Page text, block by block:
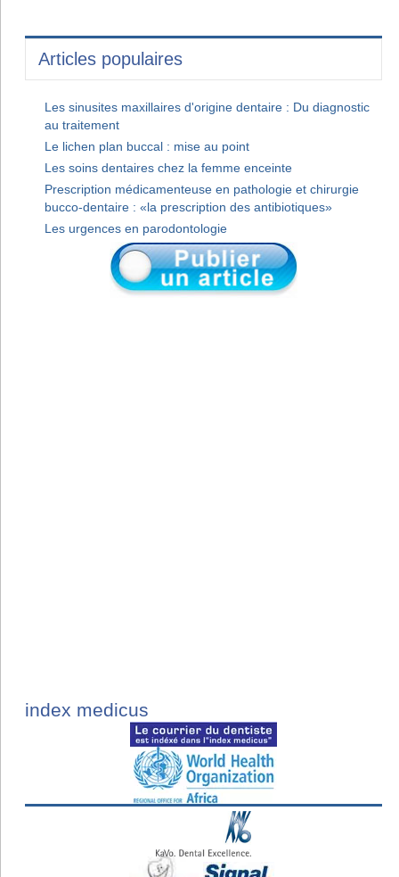
Articles populaires
Les sinusites maxillaires d'origine dentaire : Du diagnostic
au traitement
Le lichen plan buccal : mise au point
Les soins dentaires chez la femme enceinte
Prescription médicamenteuse en pathologie et chirurgie
bucco-dentaire : «la prescription des antibiotiques»
Les urgences en parodontologie
index medicus